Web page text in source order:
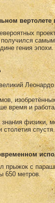
гения эпохи.
время и
физики,
прыжок с
650 метров.